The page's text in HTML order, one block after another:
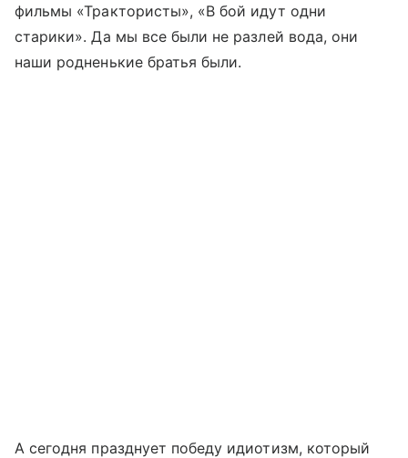
фильмы «Трактористы», «В бой идут одни
старики». Да мы все были не разлей вода, они
наши родненькие братья были.
А сегодня празднует победу идиотизм, который